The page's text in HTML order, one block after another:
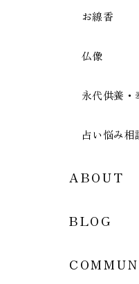
お線香
仏像
永代供養・
占い悩み相
ABOUT
BLOG